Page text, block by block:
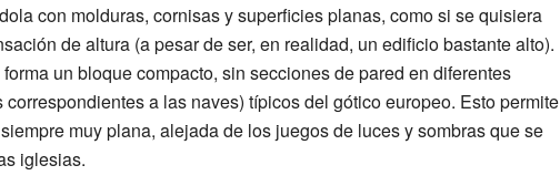
con molduras, cornisas y superficies planas, como si se quisiera
de altura (a pesar de ser, en realidad, un edificio bastante alto).
un bloque compacto, sin secciones de pared en diferentes
a las naves) típicos del gótico europeo. Esto permite
muy plana, alejada de los juegos de luces y sombras que se
iglesias.